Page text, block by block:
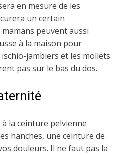
en mesure de les
un certain
peuvent aussi
à la maison pour
jambiers et les mollets
pas sur le bas du dos.
la ceinture pelvienne
hanches, une ceinture de
douleurs. Il ne faut pas la